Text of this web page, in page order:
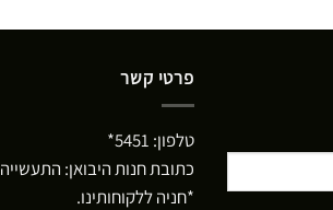
פרטי קשר
טלפון: 5451*
כתובת חנות היבואן: התעשייה 9 רעננה
*חניה ללקוחותינו.